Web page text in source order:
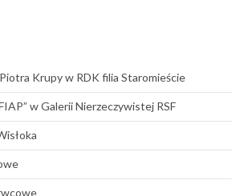
Krupy w RDK filia Staromieście
w Galerii Nierzeczywistej RSF